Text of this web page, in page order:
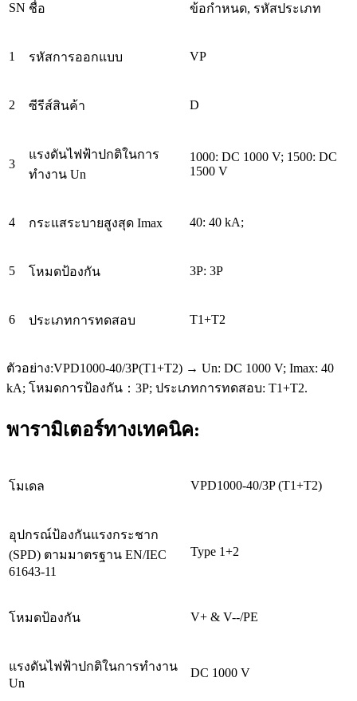
SN ชื่อ ข้อกำหนด, รหัสประเภท
1 รหัสการออกแบบ VP
2 ซีรีส์สินค้า D
3
แรงดันไฟฟ้าปกติในการ
ทำงาน Un
1000: DC 1000 V; 1500: DC
1500 V
4 กระแสระบายสูงสุด Imax 40: 40 kA;
5 โหมดป้องกัน 3P: 3P
6 ประเภทการทดสอบ T1+T2
ตัวอย่าง:VPD1000-40/3P(T1+T2) → Un: DC 1000 V; Imax: 40
kA; โหมดการป้องกัน：3P; ประเภทการทดสอบ: T1+T2.
พารามิเตอร์ทางเทคนิค:
โมเดล VPD1000-40/3P (T1+T2)
อุปกรณ์ป้องกันแรงกระชาก
(SPD) ตามมาตรฐาน EN/IEC
61643-11
Type 1+2
โหมดป้องกัน V+ & V--/PE
แรงดันไฟฟ้าปกติในการทำงาน
Un
DC 1000 V